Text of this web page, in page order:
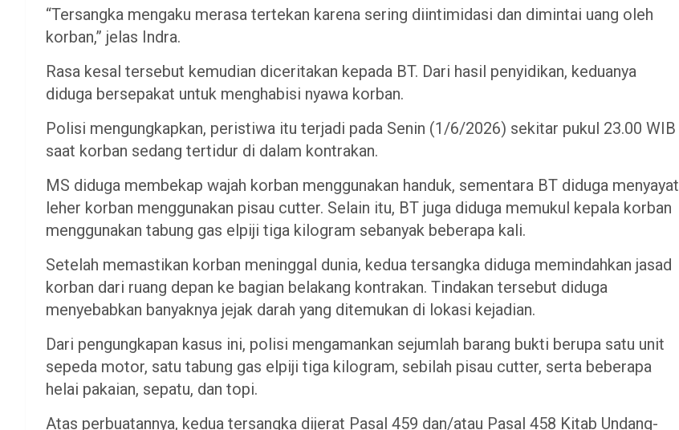
“Tersangka mengaku merasa tertekan karena sering diintimidasi dan dimintai uang oleh
korban,” jelas Indra.
Rasa kesal tersebut kemudian diceritakan kepada BT. Dari hasil penyidikan, keduanya
diduga bersepakat untuk menghabisi nyawa korban.
Polisi mengungkapkan, peristiwa itu terjadi pada Senin (1/6/2026) sekitar pukul 23.00 WIB
saat korban sedang tertidur di dalam kontrakan.
MS diduga membekap wajah korban menggunakan handuk, sementara BT diduga menyayat
leher korban menggunakan pisau cutter. Selain itu, BT juga diduga memukul kepala korban
menggunakan tabung gas elpiji tiga kilogram sebanyak beberapa kali.
Setelah memastikan korban meninggal dunia, kedua tersangka diduga memindahkan jasad
korban dari ruang depan ke bagian belakang kontrakan. Tindakan tersebut diduga
menyebabkan banyaknya jejak darah yang ditemukan di lokasi kejadian.
Dari pengungkapan kasus ini, polisi mengamankan sejumlah barang bukti berupa satu unit
sepeda motor, satu tabung gas elpiji tiga kilogram, sebilah pisau cutter, serta beberapa
helai pakaian, sepatu, dan topi.
Atas perbuatannya, kedua tersangka dijerat Pasal 459 dan/atau Pasal 458 Kitab Undang-